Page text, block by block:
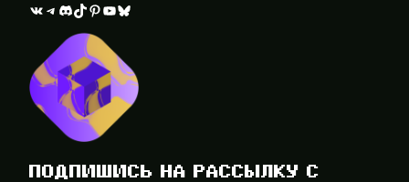
ВКонтакте Telegram Discord TikTok Pinterest YouTube Bluesky
ПОДПИШИСЬ НА РАССЫЛКУ С